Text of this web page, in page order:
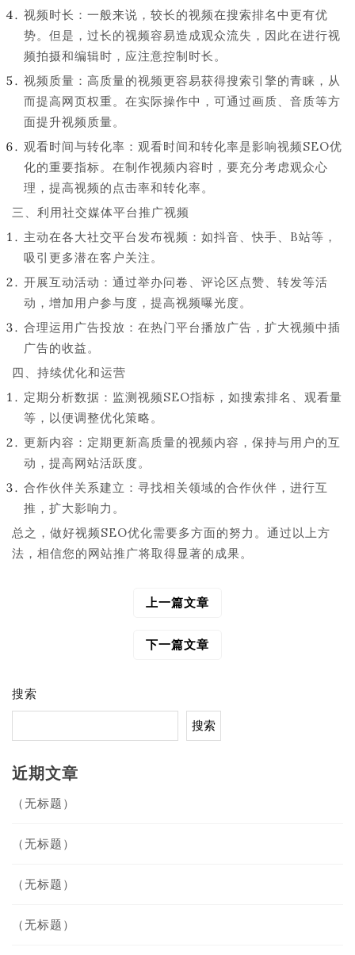
视频时长：一般来说，较长的视频在搜索排名中更有优
势。但是，过长的视频容易造成观众流失，因此在进行视
频拍摄和编辑时，应注意控制时长。
视频质量：高质量的视频更容易获得搜索引擎的青睐，从
而提高网页权重。在实际操作中，可通过画质、音质等方
面提升视频质量。
观看时间与转化率：观看时间和转化率是影响视频SEO优
化的重要指标。在制作视频内容时，要充分考虑观众心
理，提高视频的点击率和转化率。
三、利用社交媒体平台推广视频
主动在各大社交平台发布视频：如抖音、快手、B站等，
吸引更多潜在客户关注。
开展互动活动：通过举办问卷、评论区点赞、转发等活
动，增加用户参与度，提高视频曝光度。
合理运用广告投放：在热门平台播放广告，扩大视频中插
广告的收益。
四、持续优化和运营
定期分析数据：监测视频SEO指标，如搜索排名、观看量
等，以便调整优化策略。
更新内容：定期更新高质量的视频内容，保持与用户的互
动，提高网站活跃度。
合作伙伴关系建立：寻找相关领域的合作伙伴，进行互
推，扩大影响力。
总之，做好视频SEO优化需要多方面的努力。通过以上方
法，相信您的网站推广将取得显著的成果。
上一篇文章
下一篇文章
搜索
搜索
近期文章
（无标题）
（无标题）
（无标题）
（无标题）